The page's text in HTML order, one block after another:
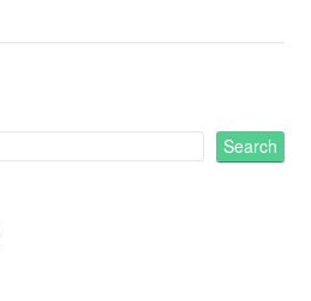
Search